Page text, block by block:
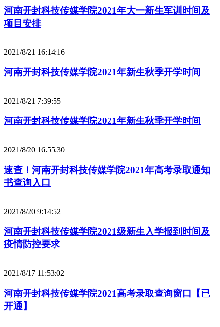
河南开封科技传媒学院2021年大一新生军训时间及
项目安排
2021/8/21 16:14:16
河南开封科技传媒学院2021年新生秋季开学时间
2021/8/21 7:39:55
河南开封科技传媒学院2021年新生秋季开学时间
2021/8/20 16:55:30
速查！河南开封科技传媒学院2021年高考录取通知
书查询入口
2021/8/20 9:14:52
河南开封科技传媒学院2021级新生入学报到时间及
疫情防控要求
2021/8/17 11:53:02
河南开封科技传媒学院2021高考录取查询窗口【已
开通】